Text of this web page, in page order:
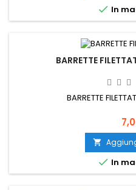
 In
BARRETTE
BARRETTE

 In